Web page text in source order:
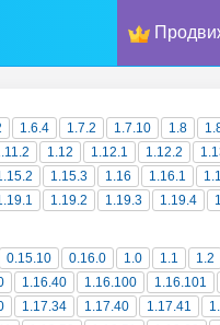
1.6.4 1.7.2 1.7.10 1.8
1.12 1.12.1 1.12.2
1.15.3 1.16 1.16.1
1.19.2 1.19.3 1.19.4
0.15.10 0.16.0 1.0 1.1 1.2
1.16.40 1.16.100 1.16.101
1.17.34 1.17.40 1.17.41